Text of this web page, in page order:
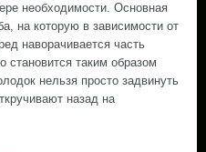
необходимости. Основная
на которую в зависимости от
наворачивается часть
становится таким образом
нельзя просто задвинуть
назад на